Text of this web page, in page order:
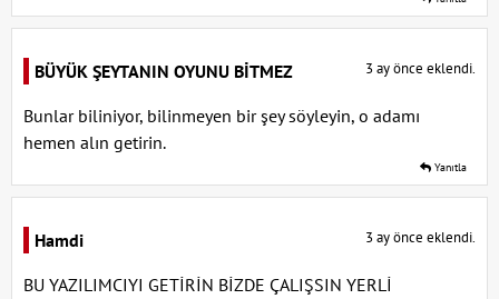
BÜYÜK ŞEYTANIN OYUNU BİTMEZ 3 ay önce eklendi.
Bunlar biliniyor, bilinmeyen bir şey söyleyin, o adamı
hemen alın getirin.
Yanıtla
Hamdi 3 ay önce eklendi.
BU YAZILIMCIYI GETİRİN BİZDE ÇALIŞSIN YERLİ